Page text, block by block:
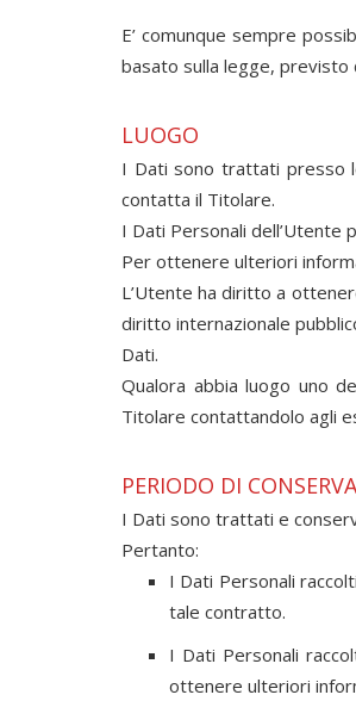
E’ comunque sempre
basato sulla legge,
LUOGO
I Dati sono trattati presso
contatta il Titolare.
I Dati Personali dell’Utente
Per ottenere ulteriori
L’Utente ha diritto a
diritto internazionale
Dati.
Qualora abbia luogo uno
Titolare contattandolo agli
PERIODO DI
I Dati sono trattati e
Pertanto:
I Dati Personali
tale contratto.
I Dati Personali
ottenere ulteriori